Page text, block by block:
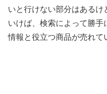
いと行けない部分はあるけ
いけば、検索によって勝
情報と役立つ商品が売れて